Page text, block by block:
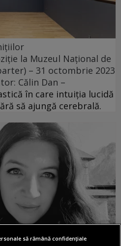
la Muzeul Național de
– 31 octombrie 2023
Călin Dan –
în care intuiția lucidă
să ajungă cerebrală.
să rămână confidențiale